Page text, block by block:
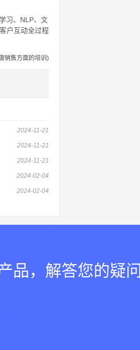
习、NLP、文
户互动全过程
销售方面的培训)
2024-11-21
2024-11-21
2024-11-21
2024-02-04
2024-02-04
品，解答您的疑问